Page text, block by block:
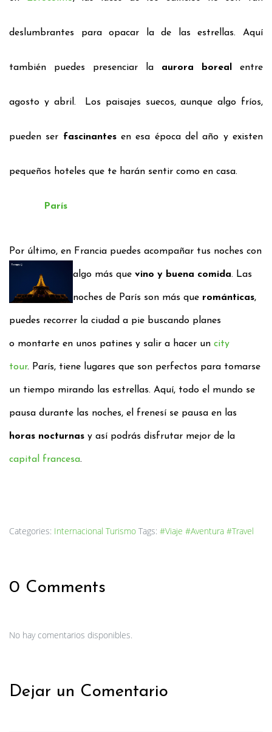
deslumbrantes para opacar la de las estrellas.Aquí
también puedes presenciar la aurora boreal entre
agosto y abril . Los paisajes suecos, aunque algo fríos,
pueden ser fascinantesen esa época del año y existen
pequeños hoteles que te harán sentir como en casa.
París
Por último, en Francia puedes acompañar tus noches con
algo más que vino y buena comida. Las
noches de París son más que románticas,
puedes recorrer la ciudad a pie buscando planes
o montarte en unos patines y salir a hacer un city
tour. París, tiene lugares que son perfectos para tomarse
un tiempo mirando las estrellas. Aquí, todo el mundo se
pausa durante las noches, el frenesí se pausa en las
horas nocturnas y así podrás disfrutar mejor de la
capital francesa.
Categories: Internacional Turismo Tags: #Viaje #Aventura #Travel
0 Comments
No hay comentarios disponibles.
Dejar un Comentario